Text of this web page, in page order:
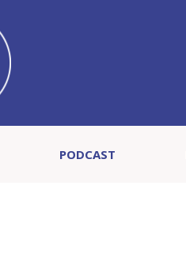
PODCAST